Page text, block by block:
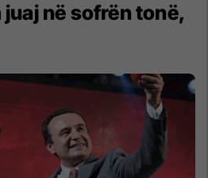
në sofrën tonë,